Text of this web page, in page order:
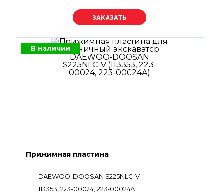
Уточняйте цену
В наличии
Прижимная пластина
DAEWOO-DOOSAN S225NLC-V
113353, 223-00024, 223-00024A